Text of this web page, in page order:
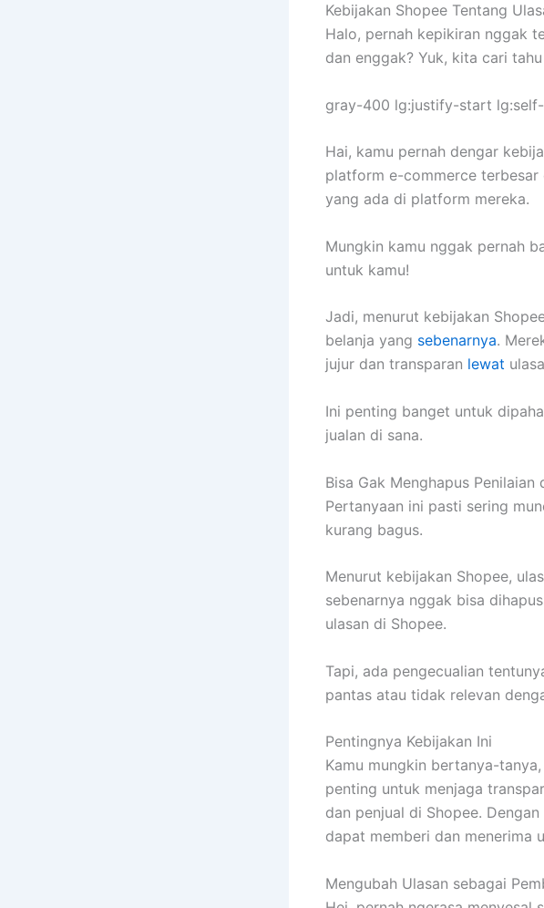
Kebijakan Shopee Tentang
Halo, pernah kepikiran nggak
dan enggak? Yuk, kita cari
gray-400 lg:justify-start
Hai, kamu pernah dengar
platform e-commerce terbesar
yang ada di platform mereka.
Mungkin kamu nggak pernah
untuk kamu!
Jadi, menurut kebijakan
belanja yang sebenarnya.
jujur dan transparan lewat
Ini penting banget untuk
jualan di sana.
Bisa Gak Menghapus Penilaian
Pertanyaan ini pasti sering
kurang bagus.
Menurut kebijakan Shopee,
sebenarnya nggak bisa
ulasan di Shopee.
Tapi, ada pengecualian
pantas atau tidak relevan
Pentingnya Kebijakan Ini
Kamu mungkin bertanya-
penting untuk menjaga
dan penjual di Shopee.
dapat memberi dan menerima
Mengubah Ulasan sebagai